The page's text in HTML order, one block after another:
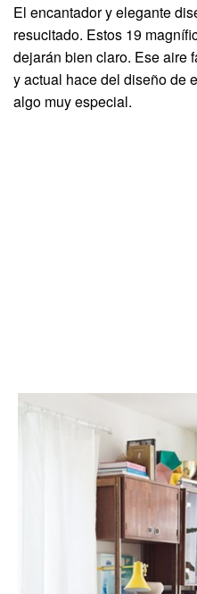
El encantador y elegante
resucitado. Estos 19
dejarán bien claro. Ese aire
y actual hace del diseño de
algo muy especial.